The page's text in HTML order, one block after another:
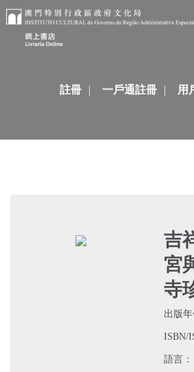
註冊 | 一戶通註冊 | 用
吉
宮
寺
出版年
ISBN/
語言：